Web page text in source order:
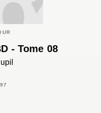
- Tome 08